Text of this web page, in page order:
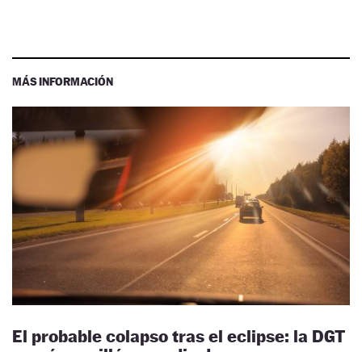
MÁS INFORMACIÓN
El probable colapso tras el eclipse: la DGT